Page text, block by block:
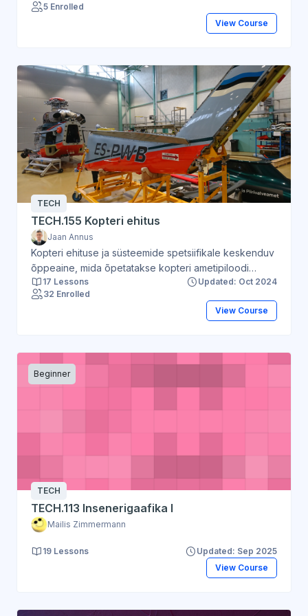
5 Enrolled
View Course
TECH
TECH.155 Kopteri ehitus
Jaan Annus
Kopteri ehituse ja süsteemide spetsiifikale keskenduv
õppeaine, mida õpetatakse kopteri ametipiloodi
tervikkursuse CPL H raames. Teadmised mitmete
süsteemide toimimise ja ehituse üldistest põhimõtetest
(näit elektri- ja hüdraulikasüsteemid) omandatakse
17 Lessons
Updated: Oct 2024
32 Enrolled
View Course
Beginner
TECH
TECH.113 Insenerigaafika I
Mailis Zimmermann
19 Lessons
Updated: Sep 2025
View Course